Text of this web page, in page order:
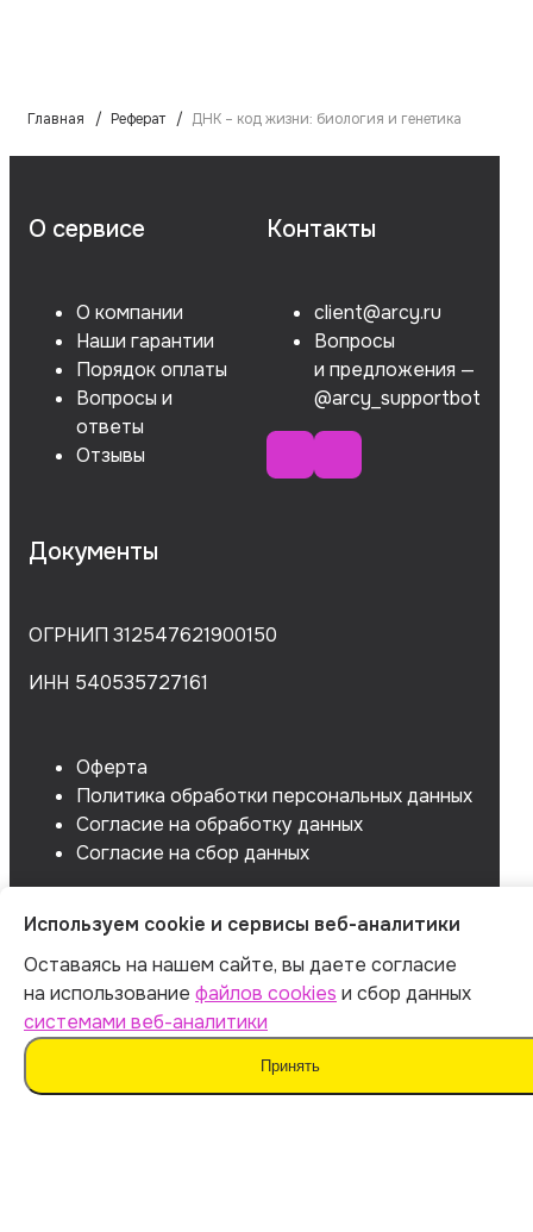
Главная Реферат ДНК – код жизни: биология и генетика
О сервисе
О компании
Наши гарантии
Порядок оплаты
Вопросы и
ответы
Отзывы
Контакты
client@arcy.ru
Вопросы
и предложения —
@arcy_supportbot
Документы
ОГРНИП 312547621900150
ИНН 540535727161
Оферта
Политика обработки персональных данных
Согласие на обработку данных
Согласие на сбор данных
Используем cookie и сервисы веб-аналитики
Оставаясь на нашем сайте, вы даете согласие
на использование файлов cookies и сбор данных
системами веб-аналитики
Принять